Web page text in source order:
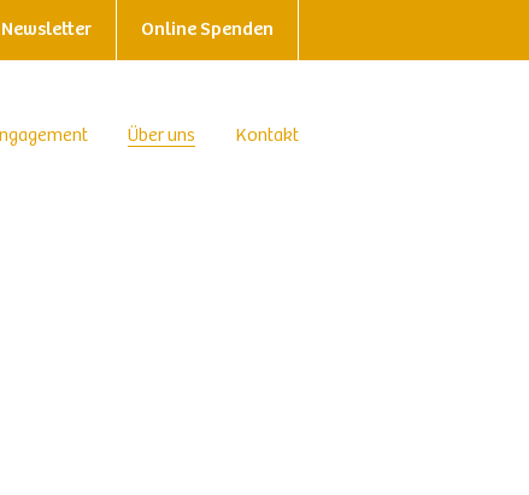
Newsletter Online Spenden
Über uns Kontakt